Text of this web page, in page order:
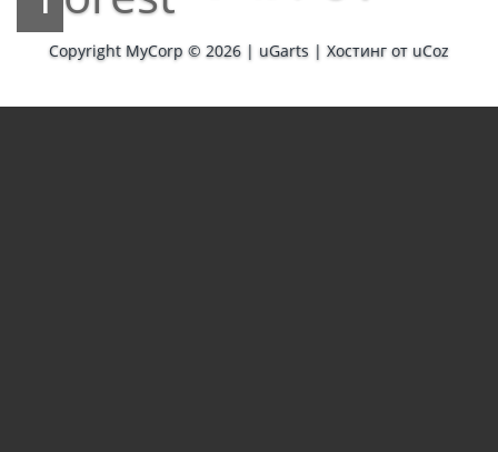
Copyright MyCorp © 2026 | uGarts | Хостинг от uCoz